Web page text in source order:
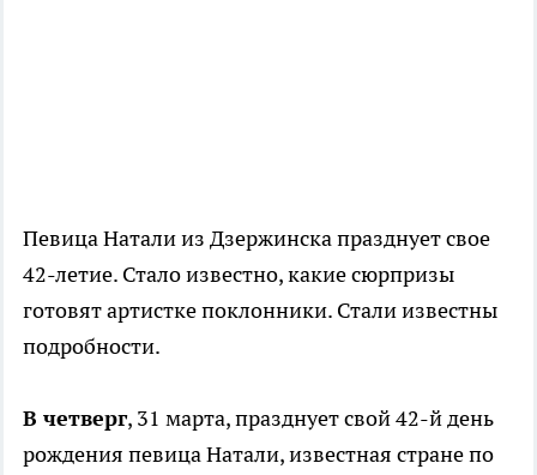
Певица Натали из Дзержинска празднует свое
42-летие. Стало известно, какие сюрпризы
готовят артистке поклонники. Стали известны
подробности.
В четверг, 31 марта, празднует свой 42-й день
рождения певица Натали, известная стране по